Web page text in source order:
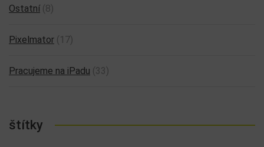
Ostatní (8)
Pixelmator (17)
Pracujeme na iPadu (33)
štítky